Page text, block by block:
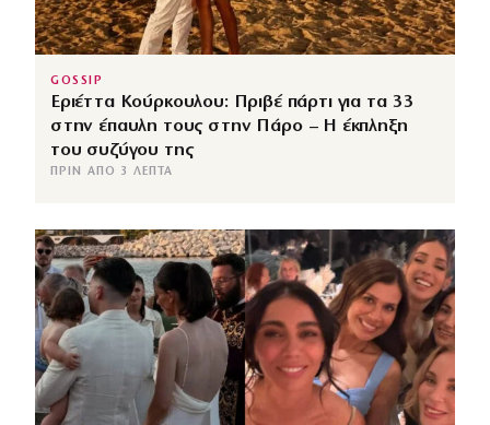
GOSSIP
Εριέττα Κούρκουλου: Πριβέ πάρτι για τα 33
στην έπαυλη τους στην Πάρο – Η έκπληξη
του συζύγου της
ΠΡΙΝ ΑΠΌ 3 ΛΕΠΤΆ